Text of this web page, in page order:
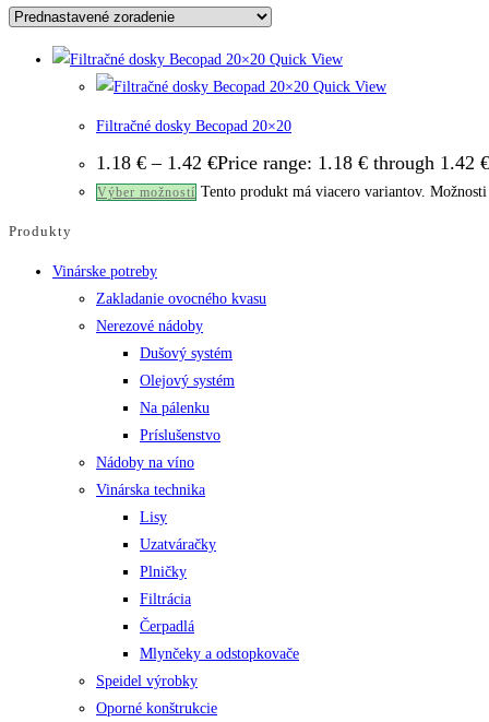
Quick View
Quick View
Filtračné dosky Becopad 20×20
1.18 € – 1.42 €Price range: 1.18 € through 1.42 €
Výber možností Tento produkt má viacero variantov.
Produkty
Vinárske potreby
Zakladanie ovocného kvasu
Nerezové nádoby
Dušový systém
Olejový systém
Na pálenku
Príslušenstvo
Nádoby na víno
Vinárska technika
Lisy
Uzatváračky
Plničky
Filtrácia
Čerpadlá
Mlynčeky a odstopkovače
Speidel výrobky
Oporné konštrukcie